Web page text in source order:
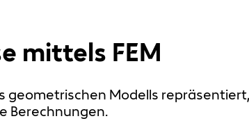
mittels FEM
Modells
Berechnungen.